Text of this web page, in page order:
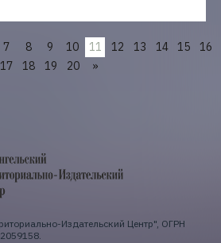
7 8 9 10 11 12 13 14 15
16
17
18 19 20 »
Издательский Центр", ОГРН